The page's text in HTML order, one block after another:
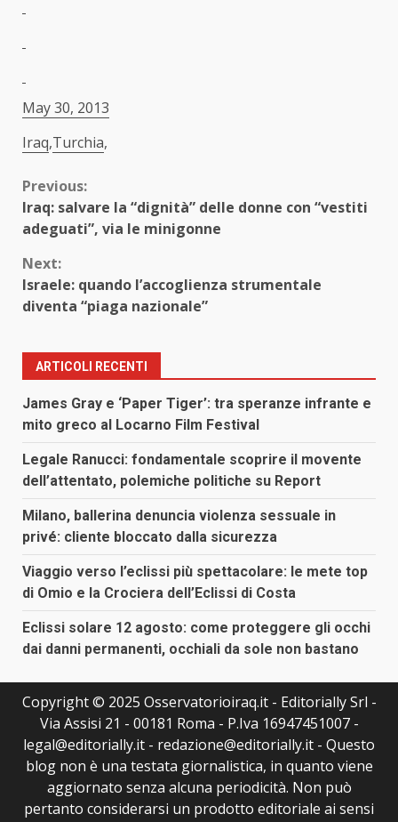
May 30, 2013
Iraq,Turchia,
Continue
Reading
Previous:
Iraq: salvare la “dignità” delle donne con “vestiti
adeguati”, via le minigonne
Next:
Israele: quando l’accoglienza strumentale
diventa “piaga nazionale”
ARTICOLI RECENTI
James Gray e ‘Paper Tiger’: tra speranze infrante e
mito greco al Locarno Film Festival
Legale Ranucci: fondamentale scoprire il movente
dell’attentato, polemiche politiche su Report
Milano, ballerina denuncia violenza sessuale in
privé: cliente bloccato dalla sicurezza
Viaggio verso l’eclissi più spettacolare: le mete top
di Omio e la Crociera dell’Eclissi di Costa
Eclissi solare 12 agosto: come proteggere gli occhi
dai danni permanenti, occhiali da sole non bastano
Copyright © 2025 Osservatorioiraq.it - Editorially Srl -
Via Assisi 21 - 00181 Roma - P.Iva 16947451007 -
legal@editorially.it - redazione@editorially.it - Questo
blog non è una testata giornalistica, in quanto viene
aggiornato senza alcuna periodicità. Non può
pertanto considerarsi un prodotto editoriale ai sensi